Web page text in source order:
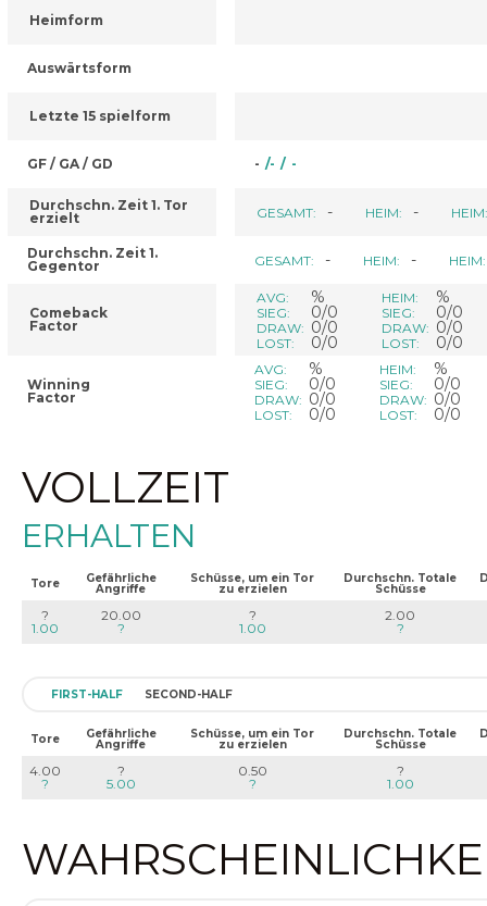
Heimform
Auswärtsform
Letzte 15 spielform
GF / GA / GD
Durchschn. Zeit 1. Tor
erzielt
Durchschn. Zeit 1.
Gegentor
Comeback
Factor
Winning
Factor
- /- / -
GESAMT: - HEIM: - HEIM:
GESAMT: - HEIM: - HEIM:
AVG: %
SIEG: 0/0
DRAW: 0/0
LOST: 0/0
HEIM: %
SIEG: 0/0
DRAW: 0/0
LOST: 0/0
AVG: %
SIEG: 0/0
DRAW: 0/0
LOST: 0/0
HEIM: %
SIEG: 0/0
DRAW: 0/0
LOST: 0/0
VOLLZEIT
ERHALTEN
Tore Gefährliche
Angriffe
Schüsse, um ein Tor
zu erzielen
Durchschn. Totale
Schüsse
?
1.00
20.00
?
?
1.00
2.00
?
FIRST-HALF SECOND-HALF
Tore Gefährliche
Angriffe
Schüsse, um ein Tor
zu erzielen
Durchschn. Totale
Schüsse
4.00
?
?
5.00
0.50
?
?
1.00